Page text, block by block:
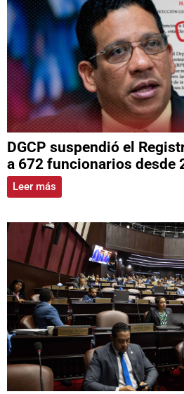
DGCP suspendió el
a 672 funcionarios desde
Leer más